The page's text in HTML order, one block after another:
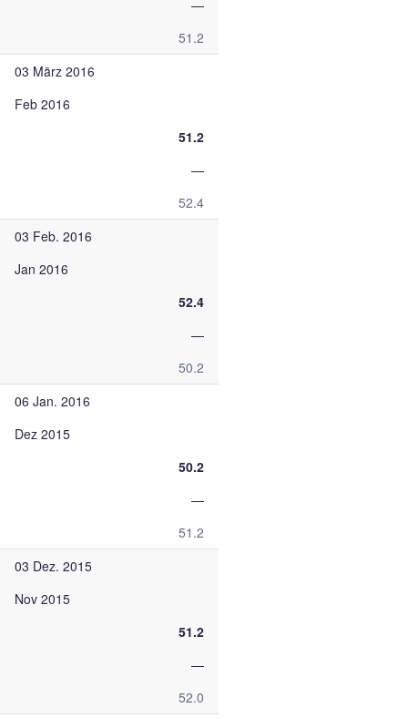
—
51.2
03 März 2016
Feb 2016
51.2
—
52.4
03 Feb. 2016
Jan 2016
52.4
—
50.2
06 Jan. 2016
Dez 2015
50.2
—
51.2
03 Dez. 2015
Nov 2015
51.2
—
52.0